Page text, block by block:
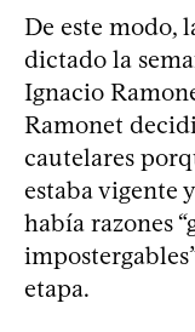
De este modo,
dictado la
Ignacio
Ramonet
cautelares
estaba vigente
había razones
etapa.